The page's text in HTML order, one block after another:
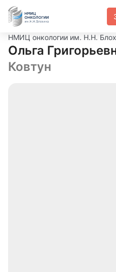
НМИЦ онкологии им. Н.Н.
Ольга
Ковтун